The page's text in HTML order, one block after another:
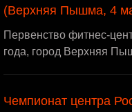
(Верхняя Пышма, 4
Первенство фитнес-
года, город Верхняя
Чемпионат центра